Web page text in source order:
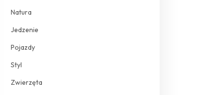
Natura
Jedzenie
Pojazdy
Styl
Zwierzęta